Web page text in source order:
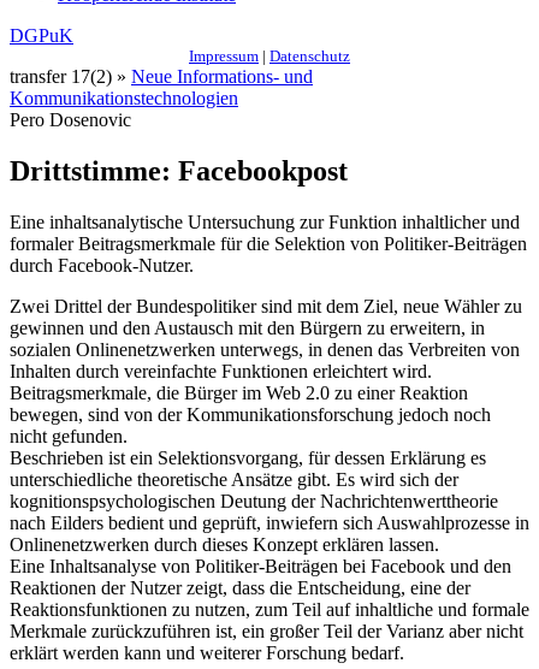
DGPuK
Impressum | Datenschutz
transfer 17(2) » Neue Informations- und
Kommunikationstechnologien
Pero Dosenovic
Drittstimme: Facebookpost
Eine inhaltsanalytische Untersuchung zur Funktion inhaltlicher und
formaler Beitragsmerkmale für die Selektion von Politiker-Beiträgen
durch Facebook-Nutzer.
Zwei Drittel der Bundespolitiker sind mit dem Ziel, neue Wähler zu
gewinnen und den Austausch mit den Bürgern zu erweitern, in
sozialen Onlinenetzwerken unterwegs, in denen das Verbreiten von
Inhalten durch vereinfachte Funktionen erleichtert wird.
Beitragsmerkmale, die Bürger im Web 2.0 zu einer Reaktion
bewegen, sind von der Kommunikationsforschung jedoch noch
nicht gefunden.
Beschrieben ist ein Selektionsvorgang, für dessen Erklärung es
unterschiedliche theoretische Ansätze gibt. Es wird sich der
kognitionspsychologischen Deutung der Nachrichtenwerttheorie
nach Eilders bedient und geprüft, inwiefern sich Auswahlprozesse in
Onlinenetzwerken durch dieses Konzept erklären lassen.
Eine Inhaltsanalyse von Politiker-Beiträgen bei Facebook und den
Reaktionen der Nutzer zeigt, dass die Entscheidung, eine der
Reaktionsfunktionen zu nutzen, zum Teil auf inhaltliche und formale
Merkmale zurückzuführen ist, ein großer Teil der Varianz aber nicht
erklärt werden kann und weiterer Forschung bedarf.